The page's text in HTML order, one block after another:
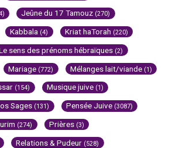
Jeûne du 17 Tamouz (270)
Kabbala (4) Kriat haTorah (220)
sens des prénoms hébraïques (2)
Mariage (772) Mélanges lait/viande (1)
(154) Musique juive (1)
Sages (131) Pensée Juive (3087)
(274) Prières (3)
Relations & Pudeur (528)